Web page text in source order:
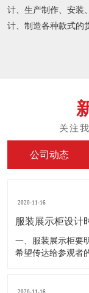
计、生产制作、安装
计、制造各种款式的
公司动态
2020-11-16
服装展示柜设计
一、服装展示柜要明确表
希望传达给参观者
2020-11-16